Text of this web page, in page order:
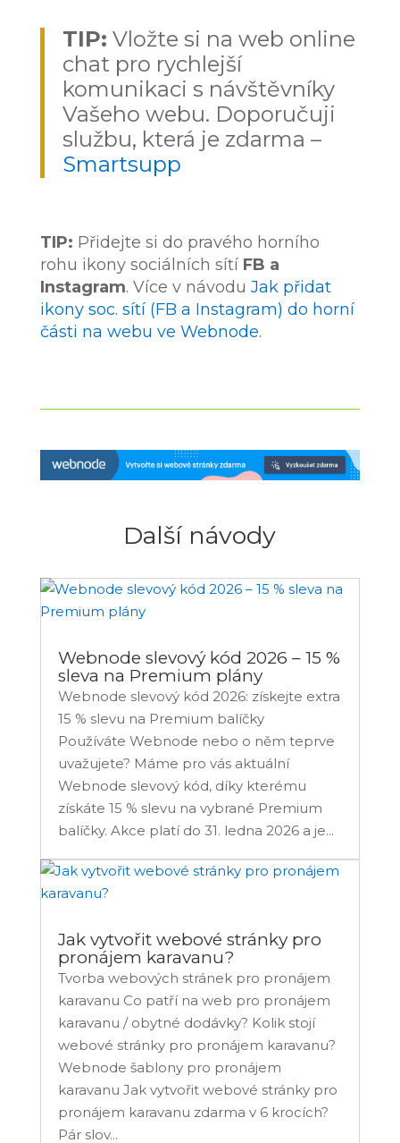
TIP: Vložte si na web online
chat pro rychlejší
komunikaci s návštěvníky
Vašeho webu. Doporučuji
službu, která je zdarma –
Smartsupp
TIP: Přidejte si do pravého horního
rohu ikony sociálních sítí FB a
Instagram. Více v návodu Jak přidat
ikony soc. sítí (FB a Instagram) do horní
části na webu ve Webnode.
Další návody
Webnode slevový kód 2026 – 15 %
sleva na Premium plány
Webnode slevový kód 2026: získejte extra
15 % slevu na Premium balíčky
Používáte Webnode nebo o něm teprve
uvažujete? Máme pro vás aktuální
Webnode slevový kód, díky kterému
získáte 15 % slevu na vybrané Premium
balíčky. Akce platí do 31. ledna 2026 a je...
Jak vytvořit webové stránky pro
pronájem karavanu?
Tvorba webových stránek pro pronájem
karavanu Co patří na web pro pronájem
karavanu / obytné dodávky? Kolik stojí
webové stránky pro pronájem karavanu?
Webnode šablony pro pronájem
karavanu Jak vytvořit webové stránky pro
pronájem karavanu zdarma v 6 krocích?
Pár slov...